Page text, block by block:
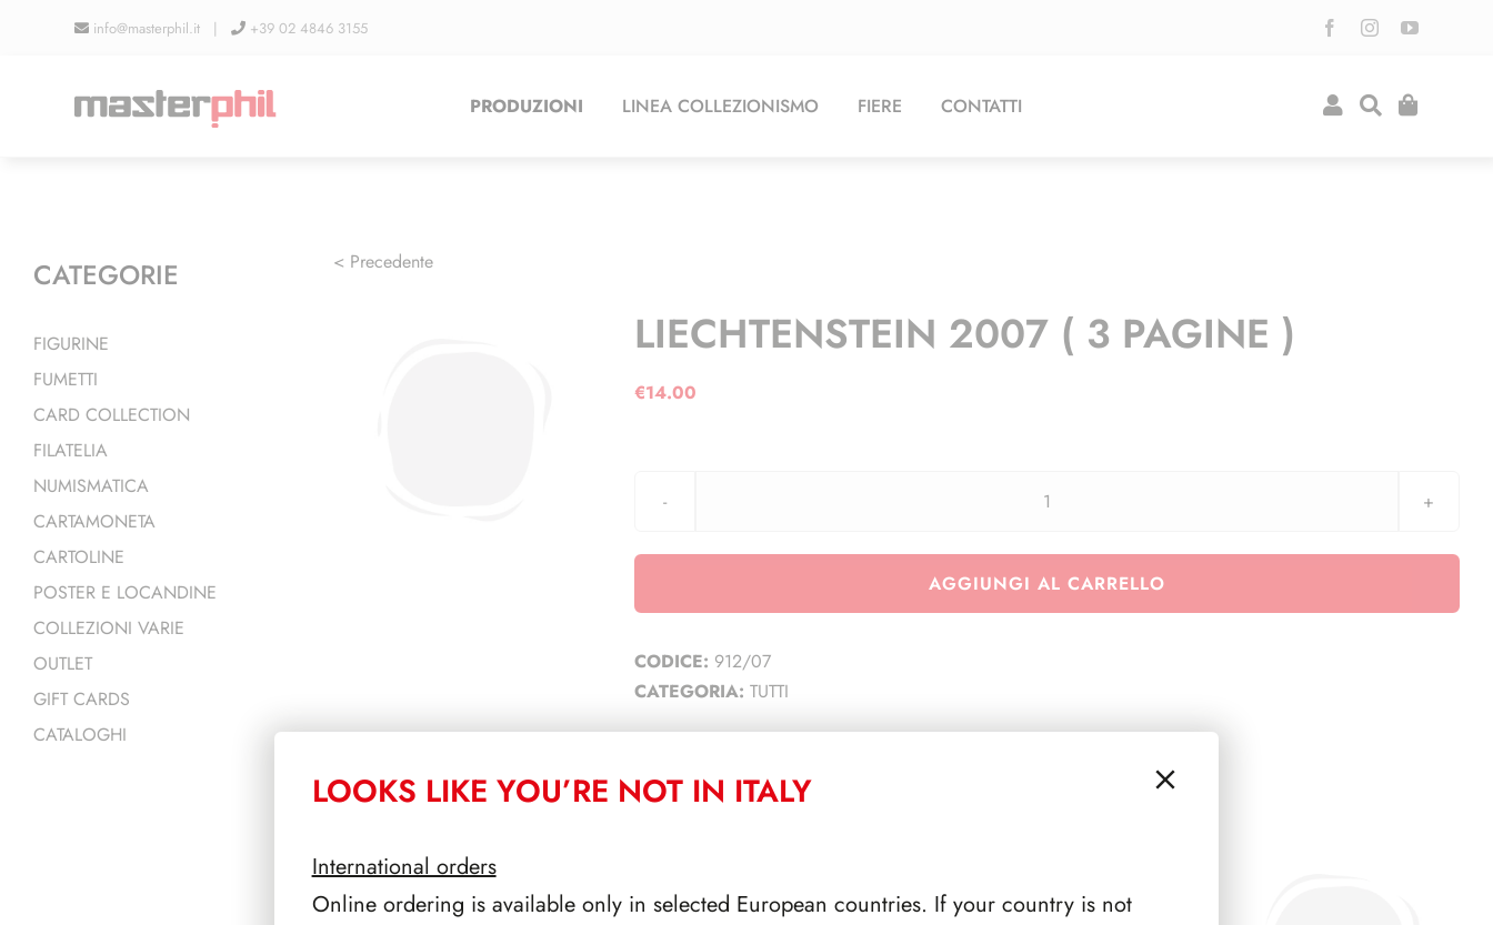
info@masterphil.it | +39 02 4846 3155
PRODUZIONI LINEA COLLEZIONISMO FIERE CONTATTI
< Precedente
LIECHTENSTEIN 2007 ( 3 PAGINE )
€14.00
LIECHTENSTEIN
(
AGGIUNGI AL CARRELLO
CODICE: 912/07
CATEGORIA: TUTTI
PRODOTTI CORRELATI
CATEGORIE
FIGURINE
FUMETTI
CARD COLLECTION
FILATELIA
NUMISMATICA
CARTAMONETA
CARTOLINE
POSTER E LOCANDINE
COLLEZIONI VARIE
OUTLET
GIFT CARDS
CATALOGHI
LOOKS LIKE YOU’RE NOT IN ITALY
International orders
Online ordering is available only in selected European countries. If your country is not